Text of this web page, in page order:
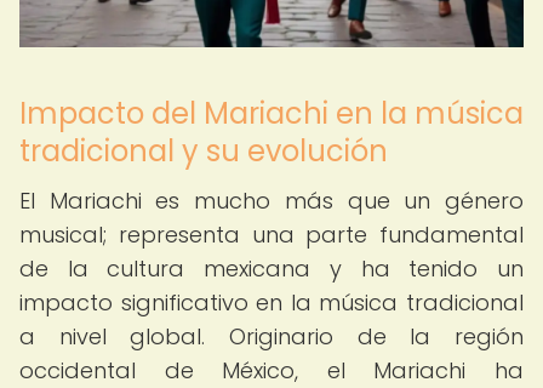
Impacto del Mariachi en la música
tradicional y su evolución
El Mariachi es mucho más que un género
musical; representa una parte fundamental
de la cultura mexicana y ha tenido un
impacto significativo en la música tradicional
a nivel global. Originario de la región
occidental de México, el Mariachi ha